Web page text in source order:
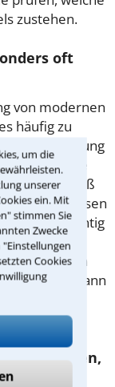
um die
unserer
ein. Mit
stimmen Sie
Zwecke
Cookies
zustehen.
oft
von modernen
häufig zu
Ursache
und lassen
bevor es richtig
Einbau oft
Konstruktion
in Linden kann
machen,